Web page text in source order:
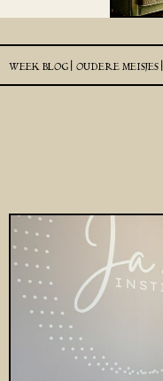
WEEK BLOG | OUDERE MEISJES |